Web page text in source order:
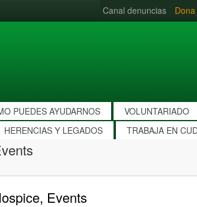
Canal denuncias
PUEDES AYUDARNOS VOLUNTARIADO
HERENCIAS Y LEGADOS TRABAJA EN
Events